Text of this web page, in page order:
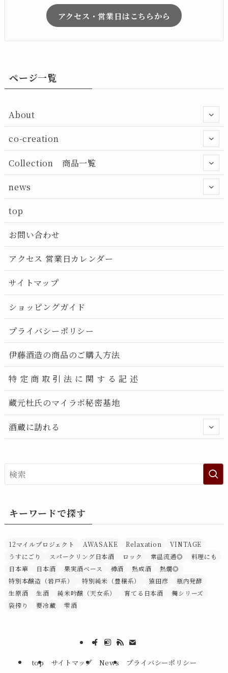
アクセス・営業日はこちらから
ページ一覧
About
co-creation
Collection 商品一覧
news
top
お問い合わせ
アクセス 営業日カレンダー
サイトマップ
ショッピングガイド
プライバシーポリシー
伊藤酒造の商品のご購入方法
特 定 商 取 引 法 に 関 す る 記 述
蔵元杜氏のマイラボ秘密基地
酒蔵に訪れる
キーワードで探す
12マイルプロジェクト AWASAKE Relaxation
VINTAGE
うすにごり
スパークリング日本酒 ロック 常温流通◎
料理にも
日本華
日本酒 果実酒ベース 樽酒 熟成酒
熱燗◎
特別本醸造（岩戸系）
特別純米（豊穣系） 猿田彦
瓶内発酵
生原酒
生酒 純米吟醸（天女系） 育てる日本酒
舞シリーズ
袋搾り
要冷蔵 雫酒
top サイトマップ News
プライバシーポリシー